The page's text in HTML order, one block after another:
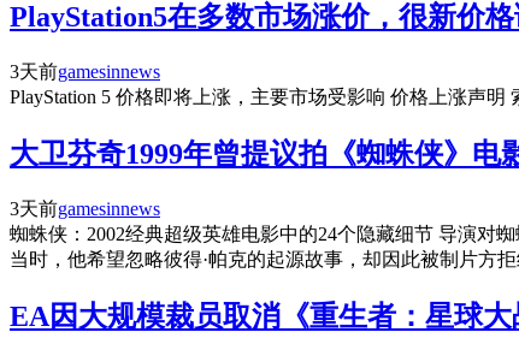
PlayStation5在多数市场涨价，很新价
3天前gamesinnews
PlayStation 5 价格即将上涨，主要市场受影响 价格上涨声
大卫芬奇1999年曾提议拍《蜘蛛侠》电
3天前gamesinnews
蜘蛛侠：2002经典超级英雄电影中的24个隐藏细节 导演对
当时，他希望忽略彼得·帕克的起源故事，却因此被制片
EA因大规模裁员取消《重生者：星球大